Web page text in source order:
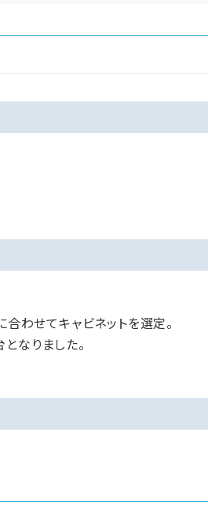
わせてキャビネットを選定。
なりました。